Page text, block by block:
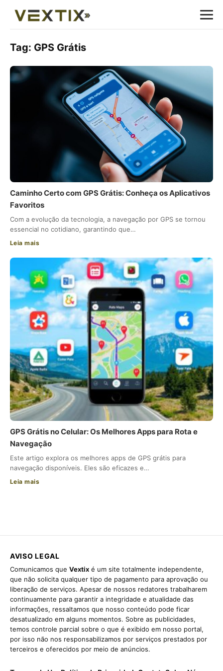
Tag: GPS Grátis
Caminho Certo com GPS Grátis: Conheça os Aplicativos
Favoritos
Com a evolução da tecnologia, a navegação por GPS se tornou
essencial no cotidiano, garantindo que…
Leia mais
GPS Grátis no Celular: Os Melhores Apps para Rota e
Navegação
Este artigo explora os melhores apps de GPS grátis para
navegação disponíveis. Eles são eficazes e…
Leia mais
AVISO LEGAL
Comunicamos que Vextix é um site totalmente independente,
que não solicita qualquer tipo de pagamento para aprovação ou
liberação de serviços. Apesar de nossos redatores trabalharem
continuamente para garantir a integridade e atualidade das
informações, ressaltamos que nosso conteúdo pode ficar
desatualizado em alguns momentos. Sobre as publicidades,
temos controle parcial sobre o que é exibido em nosso portal,
por isso não nos responsabilizamos por serviços prestados por
terceiros e oferecidos por meio de anúncios.